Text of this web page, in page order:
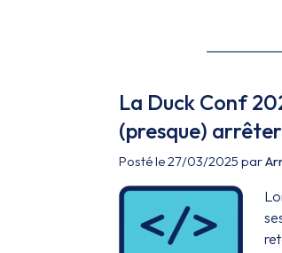
La Duck Conf
(presque)
Posté le 27/03/2025 par